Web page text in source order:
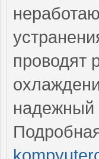
проводят
надежный